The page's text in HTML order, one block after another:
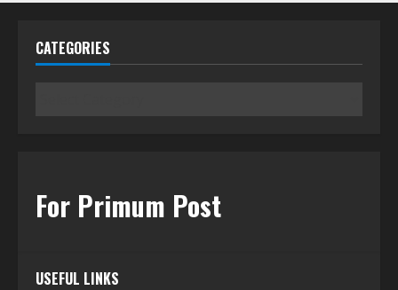
CATEGORIES
For Primum Post
USEFUL LINKS